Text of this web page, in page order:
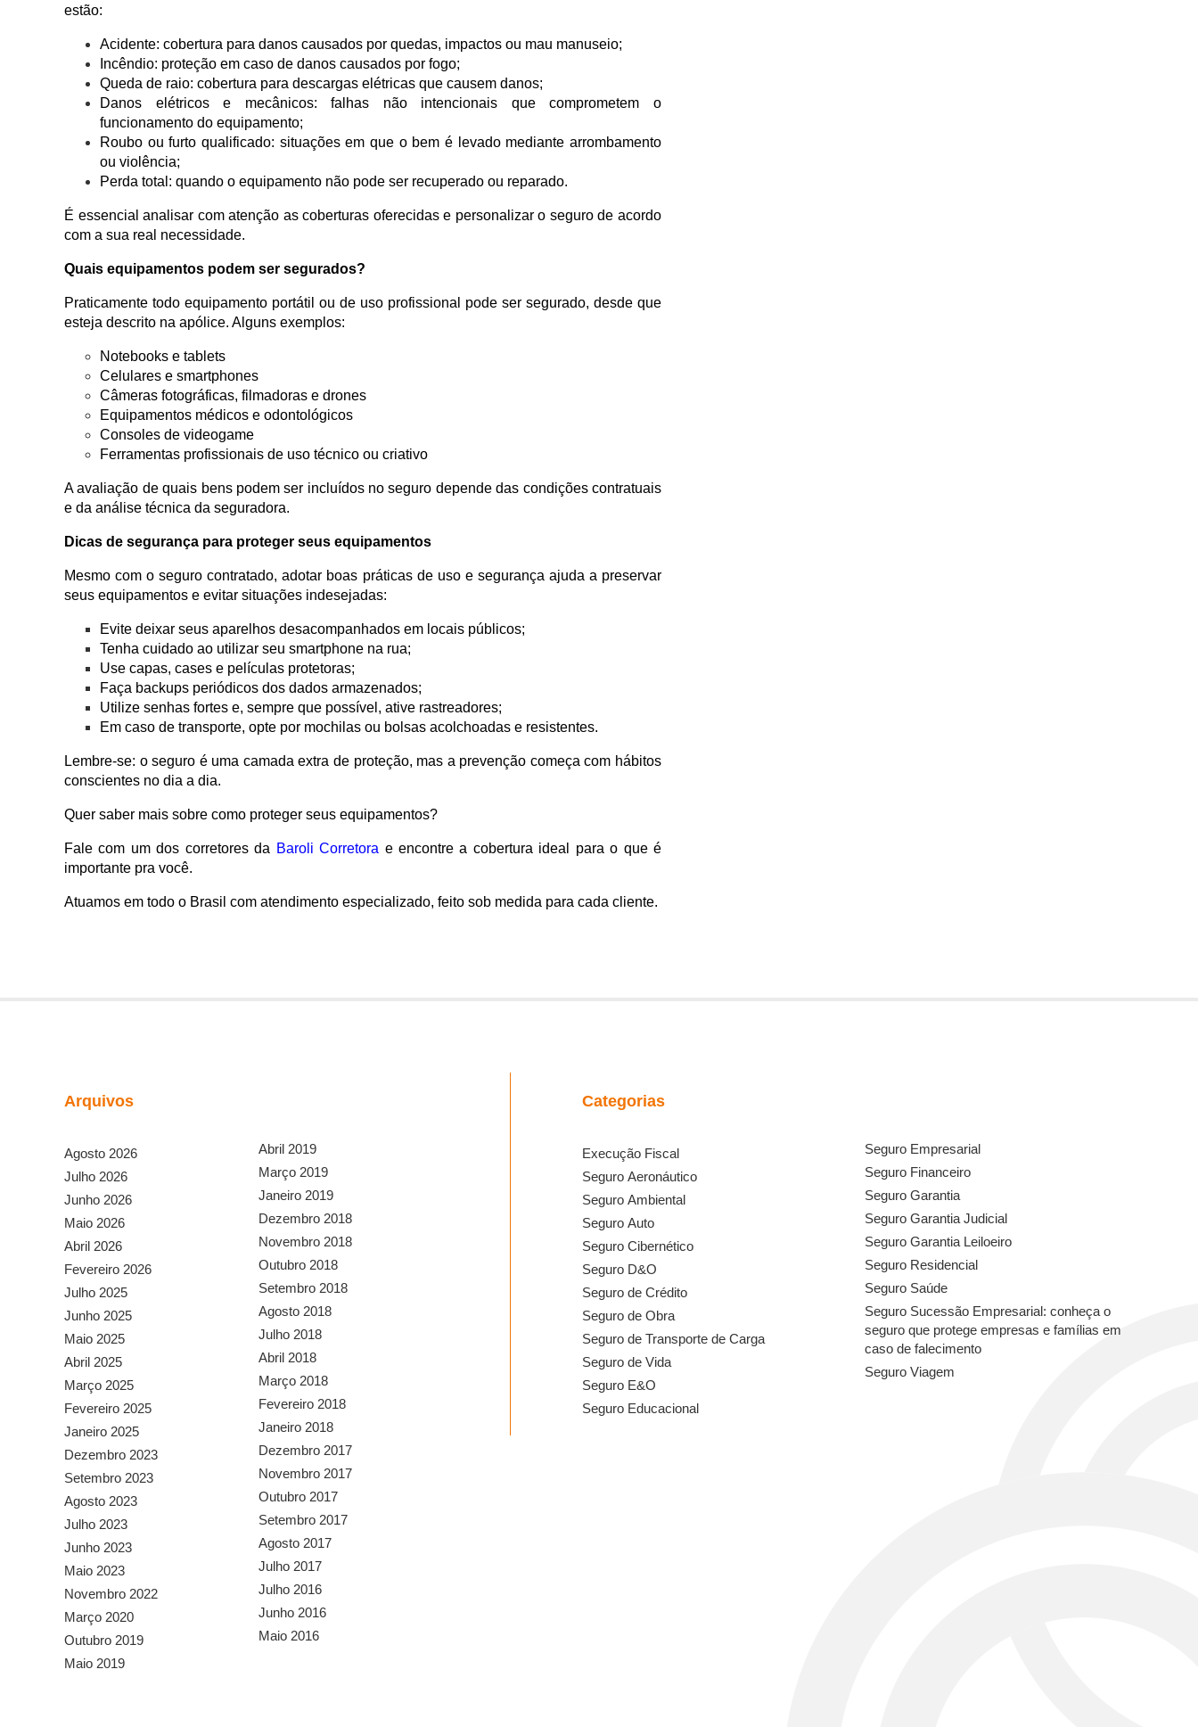
estão:
Acidente: cobertura para danos causados por quedas, impactos ou mau manuseio;
Incêndio: proteção em caso de danos causados por fogo;
Queda de raio: cobertura para descargas elétricas que causem danos;
Danos elétricos e mecânicos: falhas não intencionais que comprometem o
funcionamento do equipamento;
Roubo ou furto qualificado: situações em que o bem é levado mediante arrombamento
ou violência;
Perda total: quando o equipamento não pode ser recuperado ou reparado.
É essencial analisar com atenção as coberturas oferecidas e personalizar o seguro de acordo
com a sua real necessidade.
Quais equipamentos podem ser segurados?
Praticamente todo equipamento portátil ou de uso profissional pode ser segurado, desde que
esteja descrito na apólice. Alguns exemplos:
Notebooks e tablets
Celulares e smartphones
Câmeras fotográficas, filmadoras e drones
Equipamentos médicos e odontológicos
Consoles de videogame
Ferramentas profissionais de uso técnico ou criativo
A avaliação de quais bens podem ser incluídos no seguro depende das condições contratuais
e da análise técnica da seguradora.
Dicas de segurança para proteger seus equipamentos
Mesmo com o seguro contratado, adotar boas práticas de uso e segurança ajuda a preservar
seus equipamentos e evitar situações indesejadas:
Evite deixar seus aparelhos desacompanhados em locais públicos;
Tenha cuidado ao utilizar seu smartphone na rua;
Use capas, cases e películas protetoras;
Faça backups periódicos dos dados armazenados;
Utilize senhas fortes e, sempre que possível, ative rastreadores;
Em caso de transporte, opte por mochilas ou bolsas acolchoadas e resistentes.
Lembre-se: o seguro é uma camada extra de proteção, mas a prevenção começa com hábitos
conscientes no dia a dia.
Quer saber mais sobre como proteger seus equipamentos?
Fale com um dos corretores da Baroli Corretora e encontre a cobertura ideal para o que é
importante pra você.
Atuamos em todo o Brasil com atendimento especializado, feito sob medida para cada cliente.
Arquivos
Agosto 2026
Julho 2026
Junho 2026
Maio 2026
Abril 2026
Fevereiro 2026
Julho 2025
Junho 2025
Maio 2025
Abril 2025
Março 2025
Fevereiro 2025
Janeiro 2025
Dezembro 2023
Setembro 2023
Agosto 2023
Julho 2023
Junho 2023
Maio 2023
Novembro 2022
Março 2020
Outubro 2019
Maio 2019
Abril 2019
Março 2019
Janeiro 2019
Dezembro 2018
Novembro 2018
Outubro 2018
Setembro 2018
Agosto 2018
Julho 2018
Abril 2018
Março 2018
Fevereiro 2018
Janeiro 2018
Dezembro 2017
Novembro 2017
Outubro 2017
Setembro 2017
Agosto 2017
Julho 2017
Julho 2016
Junho 2016
Maio 2016
Categorias
Execução Fiscal
Seguro Aeronáutico
Seguro Ambiental
Seguro Auto
Seguro Cibernético
Seguro D&O
Seguro de Crédito
Seguro de Obra
Seguro de Transporte de Carga
Seguro de Vida
Seguro E&O
Seguro Educacional
Seguro Empresarial
Seguro Financeiro
Seguro Garantia
Seguro Garantia Judicial
Seguro Garantia Leiloeiro
Seguro Residencial
Seguro Saúde
Seguro Sucessão Empresarial: conheça o
seguro que protege empresas e famílias em
caso de falecimento
Seguro Viagem